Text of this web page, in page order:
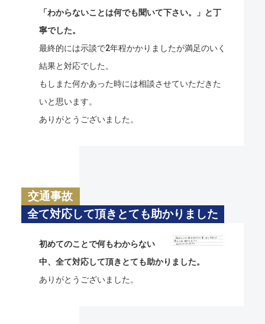
「わからないことは何でも聞いて下さい。」と丁
寧でした。
最終的には示談で2年程かかりましたが満足のいく
結果と対応でした。
もしまた何かあった時には相談させていただきた
いと思います。
ありがとうございました。
交通事故
全て対応して頂きとても助かりました
初めてのことで何もわからない
中、全て対応して頂きとても助かりました。
ありがとうございました。